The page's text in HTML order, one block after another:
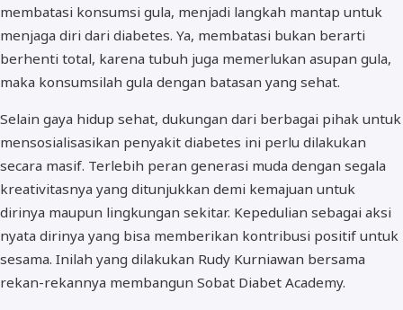
membatasi konsumsi gula, menjadi langkah mantap untuk
menjaga diri dari diabetes. Ya, membatasi bukan berarti
berhenti total, karena tubuh juga memerlukan asupan gula,
maka konsumsilah gula dengan batasan yang sehat.
Selain gaya hidup sehat, dukungan dari berbagai pihak untuk
mensosialisasikan penyakit diabetes ini perlu dilakukan
secara masif. Terlebih peran generasi muda dengan segala
kreativitasnya yang ditunjukkan demi kemajuan untuk
dirinya maupun lingkungan sekitar. Kepedulian sebagai aksi
nyata dirinya yang bisa memberikan kontribusi positif untuk
sesama. Inilah yang dilakukan Rudy Kurniawan bersama
rekan-rekannya membangun Sobat Diabet Academy.